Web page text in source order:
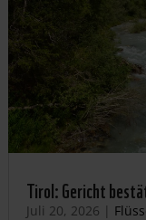
Tirol: Gericht
Juli 20, 2026 |